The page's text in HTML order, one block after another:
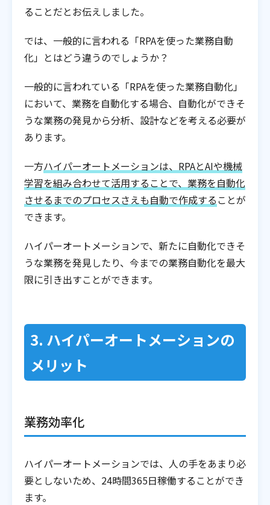
ることだとお伝えしました。
では、一般的に言われる「RPAを使った業務自動
化」とはどう違うのでしょうか？
一般的に言われている「RPAを使った業務自動化」
において、業務を自動化する場合、自動化ができそ
うな業務の発見から分析、設計などを考える必要が
あります。
一方ハイパーオートメーションは、RPAとAIや機械
学習を組み合わせて活用することで、業務を自動化
させるまでのプロセスさえも自動で作成する ことが
できます。
ハイパーオートメーションで、新たに自動化できそ
うな業務を発見したり、今までの業務自動化を最大
限に引き出すことができます。
3. ハイパーオートメーションの
メリット
業務効率化
ハイパーオートメーションでは、人の手をあまり必
要としないため、24時間365日稼働することができ
ます。